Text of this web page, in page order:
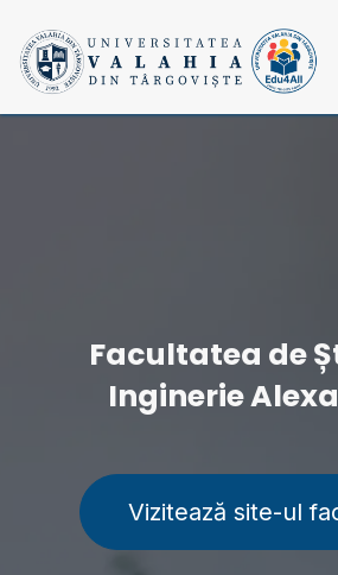
Facultatea de
Inginerie
Vizitează site-ul